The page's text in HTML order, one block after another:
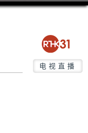
电视直播